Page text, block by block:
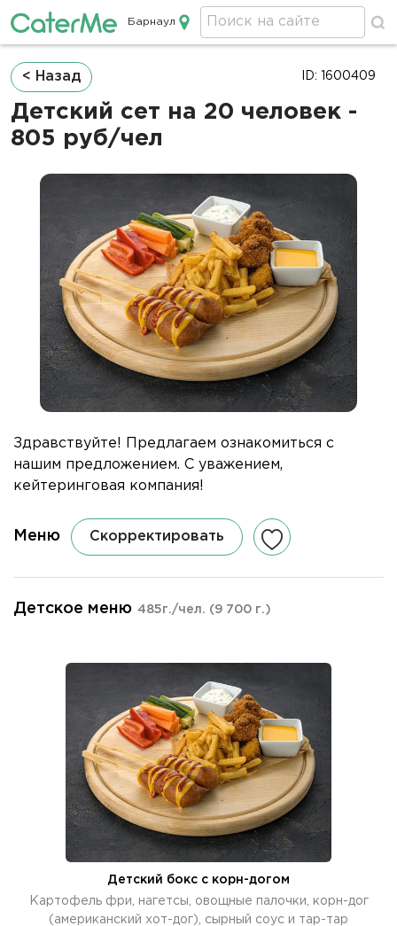
Кейтеринг в Барнауле
Барнаул
Строка
навигации
< Назад
Детский сет на 20 человек -
805 руб/чел
ID: 1600409
Здравствуйте! Предлагаем ознакомиться с
нашим предложением. С уважением,
кейтеринговая компания!
Меню Скорректировать
Детское меню 485г./чел. (9 700 г.)
Детский бокс с корн-догом
Картофель фри, нагетсы, овощные палочки, корн-дог
(американский хот-дог), сырный соус и тар-тар